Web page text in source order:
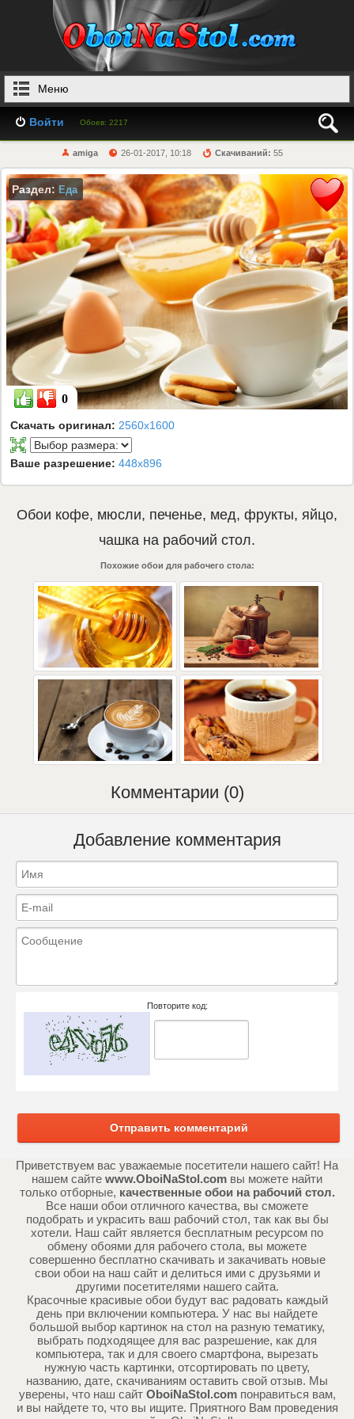
Меню
Войти Обоев: 2217
amiga 26-01-2017, 10:18 Скачиваний: 55
Раздел: Еда
0
Скачать оригинал: 2560x1600
Ваше разрешение: 448x896
Обои кофе, мюсли, печенье, мед, фрукты, яйцо,
чашка на рабочий стол.
Похожие обои для рабочего стола:
Комментарии (0)
Добавление комментария
Повторите код:
Отправить комментарий
Приветствуем вас уважаемые посетители нашего сайт! На
нашем сайте www.OboiNaStol.com вы можете найти
только отборные, качественные обои на рабочий стол.
Все наши обои отличного качества, вы сможете
подобрать и украсить ваш рабочий стол, так как вы бы
хотели. Наш сайт является бесплатным ресурсом по
обмену обоями для рабочего стола, вы можете
совершенно бесплатно скачивать и закачивать новые
свои обои на наш сайт и делиться ими с друзьями и
другими посетителями нашего сайта.
Красочные красивые обои будут вас радовать каждый
день при включении компьютера. У нас вы найдете
большой выбор картинок на стол на разную тематику,
выбрать подходящее для вас разрешение, как для
компьютера, так и для своего смартфона, вырезать
нужную часть картинки, отсортировать по цвету,
названию, дате, скачиваниям оставить свой отзыв. Мы
уверены, что наш сайт OboiNaStol.comпонравиться вам,
и вы найдете то, что вы ищите. Приятного Вам проведения